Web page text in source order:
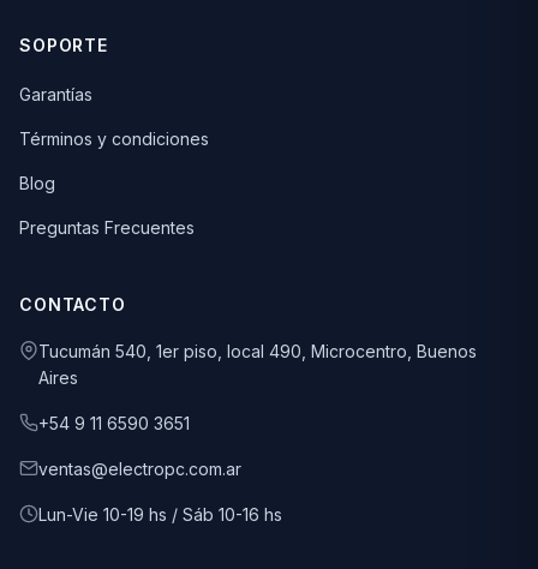
SOPORTE
Garantías
Términos y condiciones
Blog
Preguntas Frecuentes
CONTACTO
Tucumán 540, 1er piso, local 490, Microcentro, Buenos
Aires
+54 9 11 6590 3651
ventas@electropc.com.ar
Lun-Vie 10-19 hs / Sáb 10-16 hs